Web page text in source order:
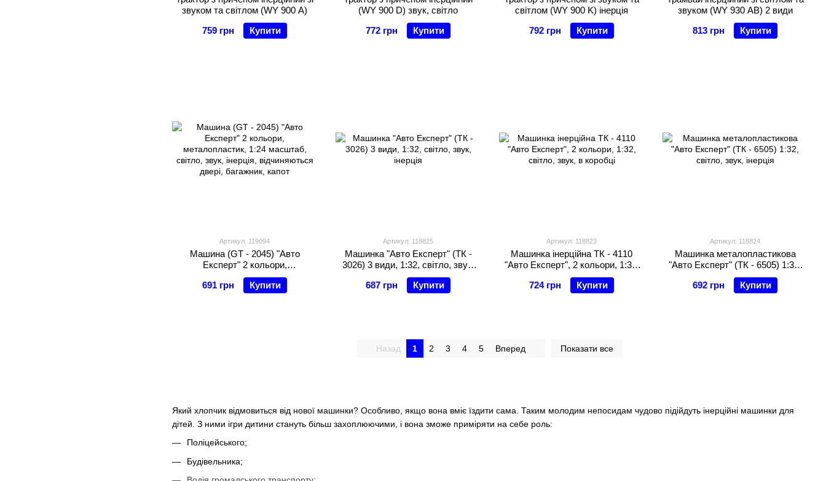
Який хлопчик відмовиться від нової машинки? Особливо, якщо вона вміє їздити сама. Таким молодим непосидам чудово підійдуть інерційні машинки для
дітей. З ними ігри дитини стануть більш захоплюючими, і вона зможе приміряти на себе роль:
Поліцейського;
Будівельника;
звуком та світлом (WY 900 A)
759 грн
Купити
(WY 900 D) звук, світло
772 грн
Купити
світлом (WY 900 K) інерція
792 грн
Купити
звуком (WY 930 AB) 2 види
813 грн
Купити
Артикул: 119094
Машина (GT - 2045) "Авто
Експерт" 2 кольори,
металопластик, 1:24 масштаб,
світло, звук, інерція,
691 грн Купити
Артикул: 118825
Машинка "Авто Експерт" (ТК -
3026) 3 види, 1:32, світло, звук,
інерція
687 грн
Купити
Артикул: 118823
Машинка інерційна ТК - 4110
"Авто Експерт", 2 кольори, 1:32,
світло, звук, в коробці
724 грн
Купити
Артикул: 118824
Машинка металопластикова
"Авто Експерт" (ТК - 6505) 1:32,
світло, звук, інерція
692 грн
Купити
Назад 1 2 3 4 5 Вперед Показати все